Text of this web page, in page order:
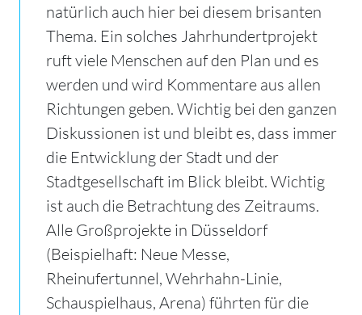
natürlich auch hier bei diesem brisanten
Thema. Ein solches Jahrhundertprojekt
ruft viele Menschen auf den Plan und es
werden und wird Kommentare aus allen
Richtungen geben. Wichtig bei den ganzen
Diskussionen ist und bleibt es, dass immer
die Entwicklung der Stadt und der
Stadtgesellschaft im Blick bleibt. Wichtig
ist auch die Betrachtung des Zeitraums.
Alle Großprojekte in Düsseldorf
(Beispielhaft: Neue Messe,
Rheinufertunnel, Wehrhahn-Linie,
Schauspielhaus, Arena) führten für die